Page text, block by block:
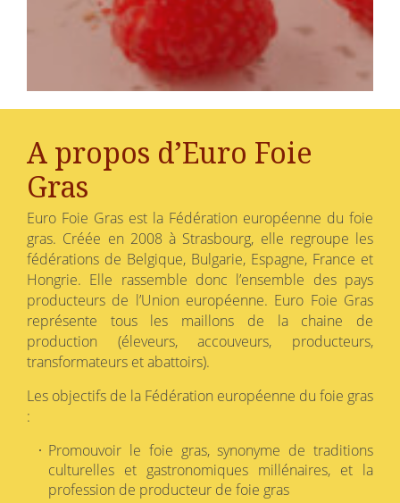
A propos d’Euro Foie
Gras
Euro Foie Gras est la Fédération européenne du foie
gras. Créée en 2008 à Strasbourg, elle regroupe les
fédérations de Belgique, Bulgarie, Espagne, France et
Hongrie. Elle rassemble donc l’ensemble des pays
producteurs de l’Union européenne. Euro Foie Gras
représente tous les maillons de la chaine de
production (éleveurs, accouveurs, producteurs,
transformateurs et abattoirs).
Les objectifs de la Fédération européenne du foie gras
:
Promouvoir le foie gras, synonyme de traditions
culturelles et gastronomiques millénaires, et la
profession de producteur de foie gras